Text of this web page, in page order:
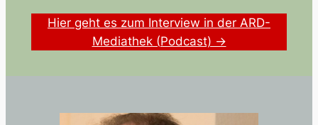
Hier geht es zum Interview in der ARD-
Mediathek (Podcast) →